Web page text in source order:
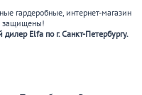
гардеробные, интернет-магазин
защищены!
Elfa по г. Санкт-Петербургу.